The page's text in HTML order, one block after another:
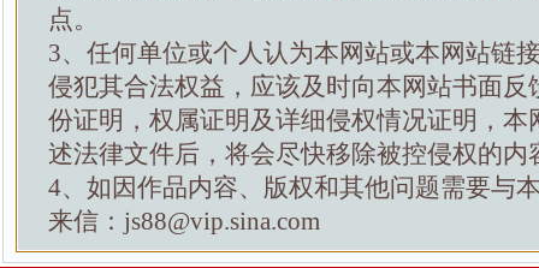
点。
3、任何单位或个人认为本网站或本网站链
侵犯其合法权益，应该及时向本网站书面反
份证明，权属证明及详细侵权情况证明，本
述法律文件后，将会尽快移除被控侵权的内
4、如因作品内容、版权和其他问题需要与
来信：js88@vip.sina.com